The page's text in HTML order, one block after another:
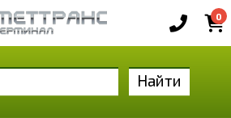
0
Найти